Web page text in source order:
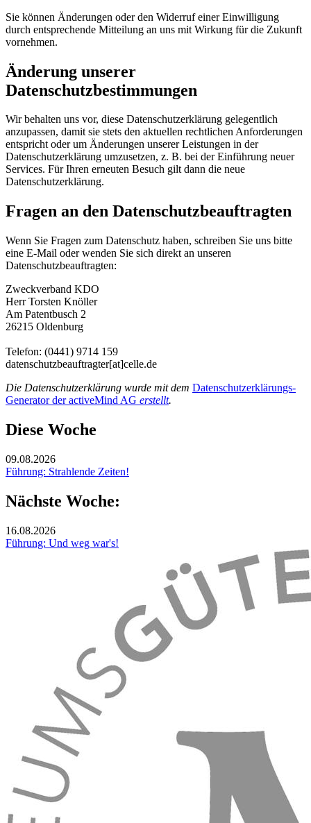
Sie können Änderungen oder den Widerruf einer Einwilligung
durch entsprechende Mitteilung an uns mit Wirkung für die Zukunft
vornehmen.
Änderung unserer
Datenschutzbestimmungen
Wir behalten uns vor, diese Datenschutzerklärung gelegentlich
anzupassen, damit sie stets den aktuellen rechtlichen Anforderungen
entspricht oder um Änderungen unserer Leistungen in der
Datenschutzerklärung umzusetzen, z. B. bei der Einführung neuer
Services. Für Ihren erneuten Besuch gilt dann die neue
Datenschutzerklärung.
Fragen an den Datenschutzbeauftragten
Wenn Sie Fragen zum Datenschutz haben, schreiben Sie uns bitte
eine E-Mail oder wenden Sie sich direkt an unseren
Datenschutzbeauftragten:
Zweckverband KDO
Herr Torsten Knöller
Am Patentbusch 2
26215 Oldenburg
Telefon: (0441) 9714 159
datenschutzbeauftragter[at]celle.de
Die Datenschutzerklärung wurde mit dem Datenschutzerklärungs-
Generator der activeMind AG erstellt.
Diese Woche
09.08.2026
Führung: Strahlende Zeiten!
Nächste Woche:
16.08.2026
Führung: Und weg war's!